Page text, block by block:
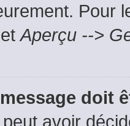
Pour
Aperçu -->
doit
peut avoir